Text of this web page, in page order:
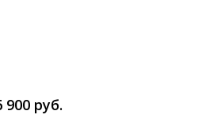
900 руб.